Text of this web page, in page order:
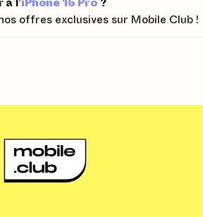
à l’iPhone 16 Pro ?
offres exclusives sur Mobile Club !